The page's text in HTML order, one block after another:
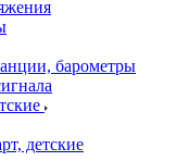
барометры
детские